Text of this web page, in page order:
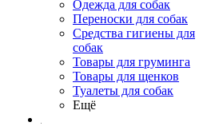
Одежда для собак
Переноски для собак
Средства гигиены для
собак
Товары для груминга
Товары для щенков
Туалеты для собак
Ещё